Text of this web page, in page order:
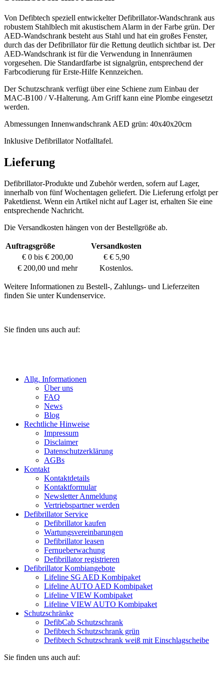
Von Defibtech speziell entwickelter Defibrillator-Wandschrank aus
robustem Stahlblech mit akustischem Alarm in der Farbe grün. Der
AED-Wandschrank besteht aus Stahl und hat ein großes Fenster,
durch das der Defibrillator für die Rettung deutlich sichtbar ist. Der
AED-Wandschrank ist für die Verwendung in Innenräumen
vorgesehen. Die Standardfarbe ist signalgrün, entsprechend der
Farbcodierung für Erste-Hilfe Kennzeichen.
Der Schutzschrank verfügt über eine Schiene zum Einbau der
MAC-B100 / V-Halterung. Am Griff kann eine Plombe eingesetzt
werden.
Abmessungen Innenwandschrank AED grün: 40x40x20cm
Inklusive Defibrillator Notfalltafel.
Lieferung
Defibrillator-Produkte und Zubehör werden, sofern auf Lager,
innerhalb von fünf Wochentagen geliefert. Die Lieferung erfolgt per
Paketdienst. Wenn ein Artikel nicht auf Lager ist, erhalten Sie eine
entsprechende Nachricht.
Die Versandkosten hängen von der Bestellgröße ab.
Auftragsgröße
Versandkosten
€ 0 bis € 200,00
€ € 5,90
€ 200,00 und mehr
Kostenlos.
Weitere Informationen zu Bestell-, Zahlungs- und Lieferzeiten
finden Sie unter Kundenservice.
Sie finden uns auch auf:
Allg. Informationen
Über uns
FAQ
News
Blog
Rechtliche Hinweise
Impressum
Disclaimer
Datenschutzerklärung
AGBs
Kontakt
Kontaktdetails
Kontaktformular
Newsletter Anmeldung
Vertriebspartner werden
Defibrillator Service
Defibrillator kaufen
Wartungsvereinbarungen
Defibrillator leasen
Fernueberwachung
Defibrillator registrieren
Defibrillator Kombiangebote
Lifeline SG AED Kombipaket
Lifeline AUTO AED Kombipaket
Lifeline VIEW Kombipaket
Lifeline VIEW AUTO Kombipaket
Schutzschränke
DefibCab Schutzschrank
Defibtech Schutzschrank grün
Defibtech Schutzschrank weiß mit Einschlagscheibe
Sie finden uns auch auf: